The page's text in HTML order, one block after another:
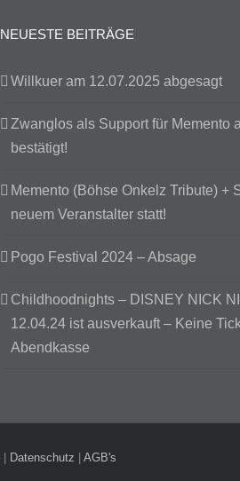
NEUESTE BEITRÄGE
Willkuer am 12.07.2025 abgesagt
Zwanglos als Support für Memento
bestätigt!
Memento (Böhse Onkelz Tribute) +
neuem Veranstalter statt!
Pogo Festival 2024 – Absage
Childhoodnights – DISNEY NICK
12.04.24 ist ausverkauft – Keine
Abendkasse
| Datenschutz | AGB's